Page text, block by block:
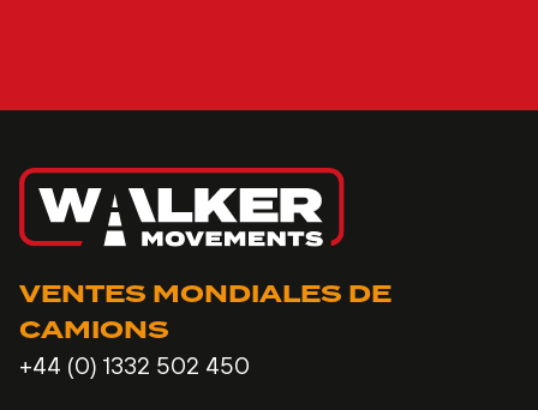
VENTES MONDIALES DE
CAMIONS
+44 (0) 1332 502 450